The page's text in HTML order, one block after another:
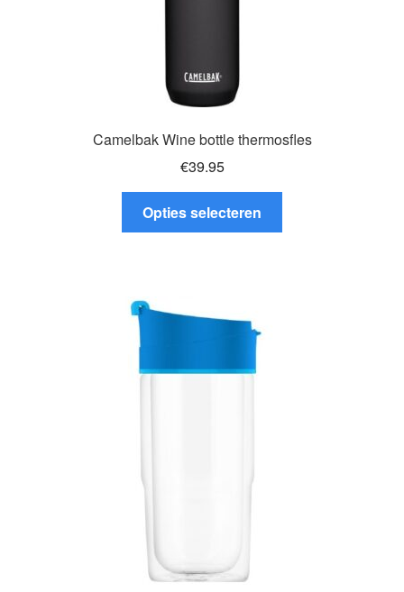
Camelbak Wine bottle thermosfles
€39.95
Opties selecteren